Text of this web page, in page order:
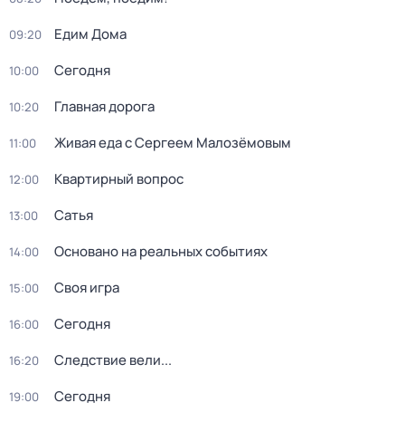
09:20 Едим Дома
10:00 Сегодня
10:20 Главная дорога
11:00 Живая еда с Сергеем Малозёмовым
12:00 Квартирный вопрос
13:00 Сатья
14:00 Основано на реальных событиях
15:00 Своя игра
16:00 Сегодня
16:20 Следствие вели...
19:00 Сегодня